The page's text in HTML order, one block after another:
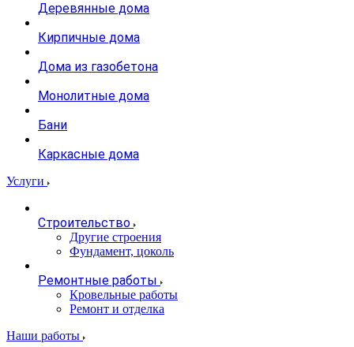
Деревянные дома
Кирпичные дома
Дома из газобетона
Монолитные дома
Бани
Каркасные дома
Услуги
Строительство
Другие строения
Фундамент, цоколь
Ремонтные работы
Кровельные работы
Ремонт и отделка
Наши работы